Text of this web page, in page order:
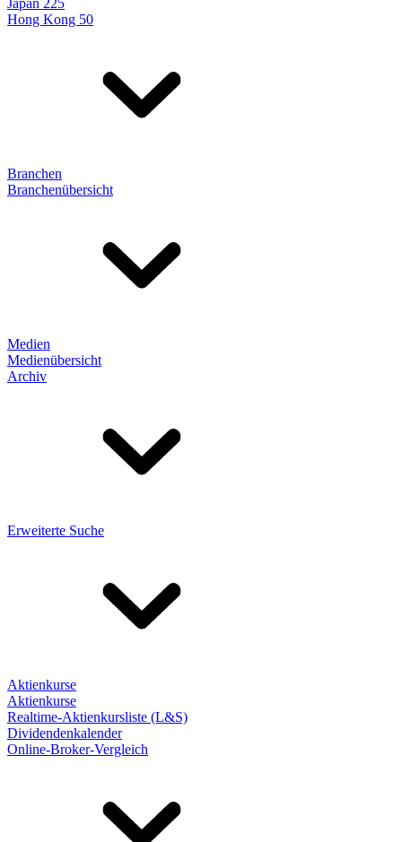
Japan 225
Hong Kong 50
Branchen
Branchenübersicht
Medien
Medienübersicht
Archiv
Erweiterte Suche
Aktienkurse
Aktienkurse
Realtime-Aktienkursliste (L&S)
Dividendenkalender
Online-Broker-Vergleich